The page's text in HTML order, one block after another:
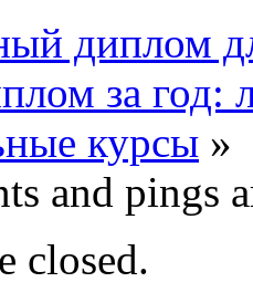
диплом
за год:
курсы »
and pings
closed.